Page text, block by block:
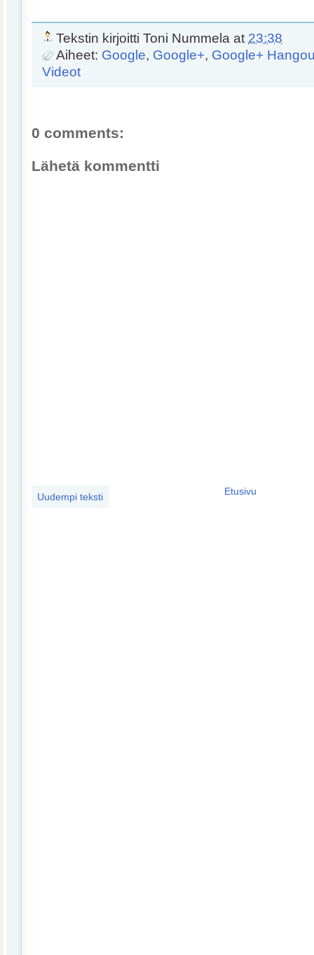
Tekstin kirjoitti Toni Nummela at 23:38
Aiheet: Google, Google+, Google+
Videot
0 comments:
Lähetä kommentti
Uudempi teksti Etusivu